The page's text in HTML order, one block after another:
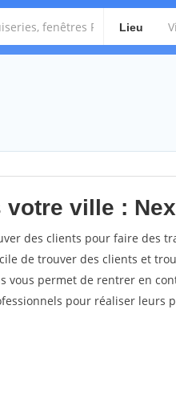
Lieu
ville :
des clients pour faire des
de trouver des clients et
vous permet de rentrer en
pour réaliser leurs